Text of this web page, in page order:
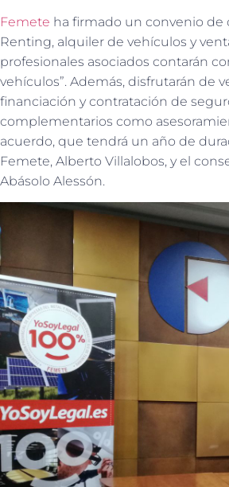
Femete ha firmado un convenio de
Renting, alquiler de vehículos y
profesionales asociados contarán
vehículos”. Además, disfrutarán de
financiación y contratación de
complementarios como
acuerdo, que tendrá un año de
Femete, Alberto Villalobos, y el
Abásolo Alessón.